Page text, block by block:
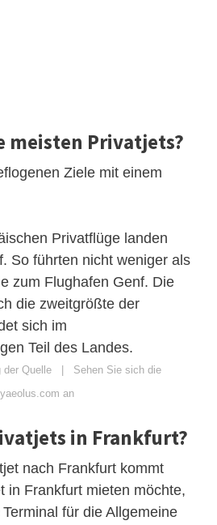
meisten Privatjets?
Ziele mit einem
Privatflüge landen
So führten nicht weniger als
zum Flughafen Genf. Die
die zweitgrößte der
sich im
Teil des Landes.
der Quelle
Sehen Sie sich die
an
in Frankfurt?
nach Frankfurt kommt
in Frankfurt mieten möchte,
für die Allgemeine